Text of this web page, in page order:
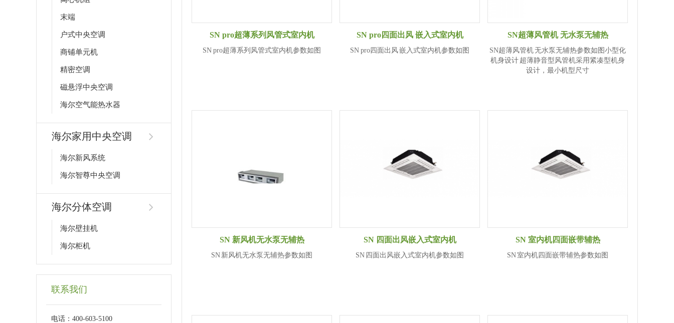
末端
户式中央空调
商铺单元机
精密空调
磁悬浮中央空调
海尔空气能热水器
海尔家用中央空调
海尔新风系统
海尔智尊中央空调
海尔分体空调
海尔壁挂机
海尔柜机
联系我们
电话：400-603-5100
SN pro超薄系列风管式室内机
SN pro超薄系列风管式室内机参数如图
SN pro四面出风 嵌入式室内机
SN pro四面出风 嵌入式室内机参数如图
SN超薄风管机 无水泵无辅热
SN超薄风管机 无水泵无辅热参数如图小型化
机身设计 超薄静音型风管机采用紧凑型机身
设计，最小机型尺寸
SN 新风机无水泵无辅热
SN 新风机无水泵无辅热参数如图
SN 四面出风嵌入式室内机
SN 四面出风嵌入式室内机参数如图
SN 室内机四面嵌带辅热
SN 室内机四面嵌带辅热参数如图